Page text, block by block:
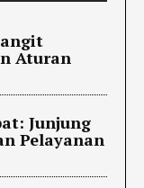
Aturan
Junjung
Pelayanan